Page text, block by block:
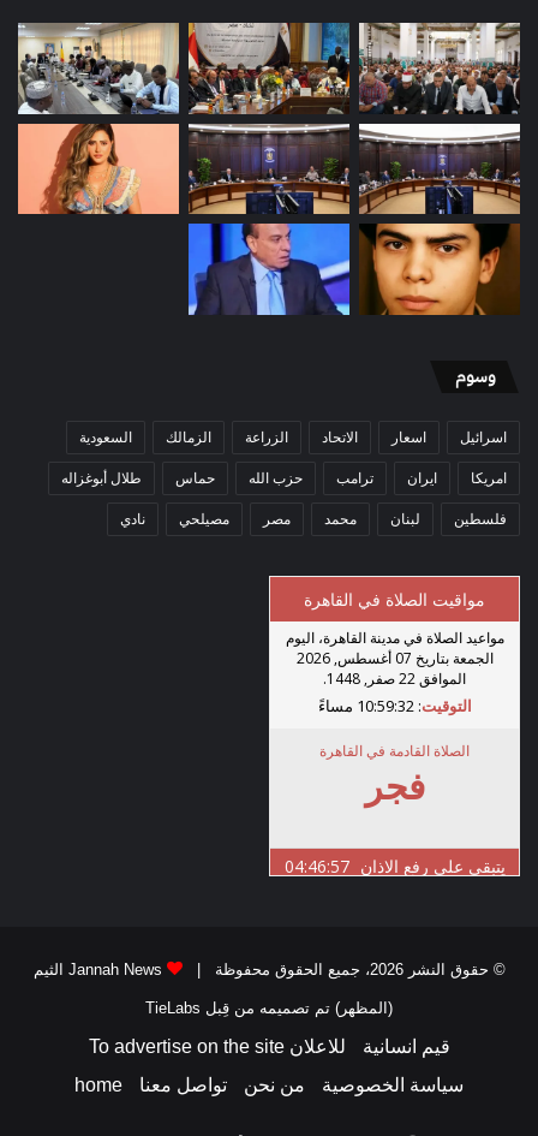
وسوم
اسرائيل اسعار الاتحاد الزراعة الزمالك السعودية
امريكا ايران ترامب حزب الله حماس طلال أبوغزاله
فلسطين لبنان محمد مصر مصيلحي نادي
© حقوق النشر 2026، جميع الحقوق محفوظة | Jannah News الثيم
(المظهر) تم تصميمه من قِبل TieLabs
قيم انسانية
للاعلان To advertise on the site
سياسة الخصوصية
من نحن تواصل معنا home